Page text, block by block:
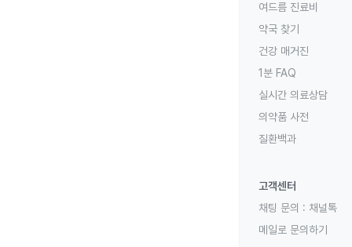
여드름 진료비
약국 찾기
건강 매거진
1분 FAQ
실시간 의료상담
의약품 사전
질환백과
고객센터
채팅 문의 : 채널톡
메일로 문의하기